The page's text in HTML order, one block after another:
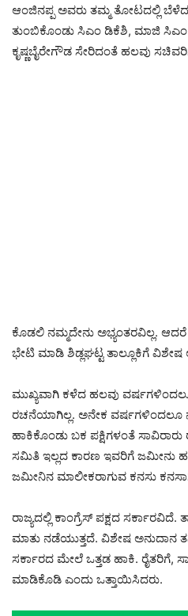
ಆಂಜಿನಪ್ಪ ಅವರು ತಮ್ಮ ತೋಟದಲ್ಲಿ ಬೆಳೆದ
ತುಂಬಿಕೊಂಡು ಸಿಎಂ ಡಿಕೆಶಿ, ಮಾಜಿ
ಕೃಷ್ಣಬೈರೇಗೌಡ ಸೇರಿದಂತೆ ಹಲವು ಸಚಿವರಿಗೆ
ಕೊಡಲಿ ನಮ್ಮದೇನು ಅಭ್ಯಂತರವಿಲ್ಲ.
ಭೇಟಿ ಮಾಡಿ ಶಿಡ್ಲಘಟ್ಟ ತಾಲ್ಲೂಕಿಗೆ
ಮುಖ್ಯವಾಗಿ ಕಳೆದ ಹಲವು ವರ್ಷಗಳಿಂದಲೂ
ರಚನೆಯಾಗಿಲ್ಲ. ಅನೇಕ ವರ್ಷಗಳಿಂದಲೂ
ಹಾಕಿಕೊಂಡು ಬಕ ಪಕ್ಷಿಗಳಂತೆ ಸಾವಿರಾರು
ಸಮಿತಿ ಇಲ್ಲದ ಕಾರಣ ಇವರಿಗೆ ಜಮೀನು
ಜಮೀನಿನ ಮಾಲೀಕರಾಗುವ ಕನಸು
ರಾಜ್ಯದಲ್ಲಿ ಕಾಂಗ್ರೆಸ್ ಪಕ್ಷದ ಸರ್ಕಾರವಿದೆ.
ಮಾತು ನಡೆಯುತ್ತದೆ. ವಿಶೇಷ ಅನುದಾನ
ಸರ್ಕಾರದ ಮೇಲೆ ಒತ್ತಡ ಹಾಕಿ. ರೈತರಿಗೆ,
ಮಾಡಿಕೊಡಿ ಎಂದು ಒತ್ತಾಯಿಸಿದರು.